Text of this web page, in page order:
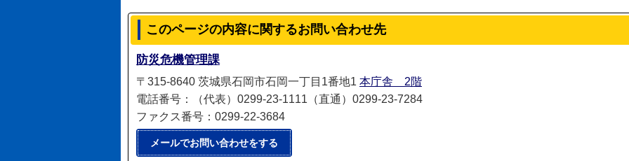
このページの内容に関するお問い合わせ先
防災危機管理課
〒315-8640 茨城県石岡市石岡一丁目1番地1 本庁舎 2階
電話番号：（代表）0299-23-1111（直通）0299-23-7284
ファクス番号：0299-22-3684
メールでお問い合わせをする